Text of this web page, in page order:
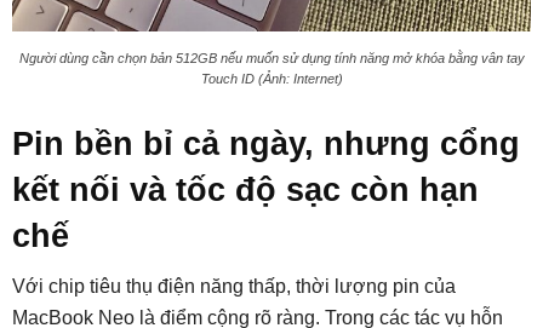
Người dùng cần chọn bản 512GB nếu muốn sử dụng tính năng mở khóa bằng vân tay
Touch ID (Ảnh: Internet)
Pin bền bỉ cả ngày, nhưng cổng
kết nối và tốc độ sạc còn hạn
chế
Với chip tiêu thụ điện năng thấp, thời lượng pin của
MacBook Neo là điểm cộng rõ ràng. Trong các tác vụ hỗn